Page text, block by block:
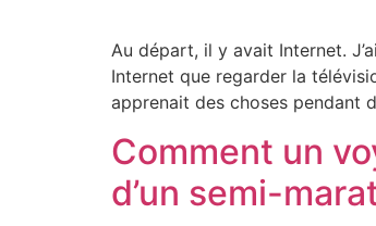
Au départ, il y avait Internet.
Internet que regarder la
apprenait des choses pendant
Comment un
d’un semi-